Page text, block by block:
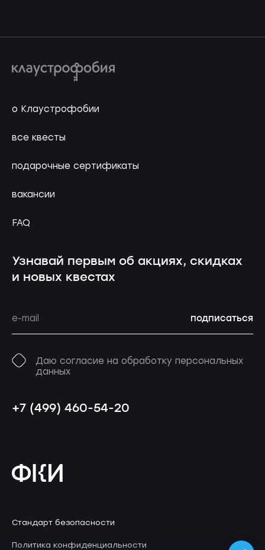
о Клаустрофобии
все квесты
подарочные сертификаты
вакансии
FAQ
Узнавай первым об акциях, скидках
и новых квестах
подписаться
Даю согласие на обработку персональных
данных
+7 (499) 460-54-20
Стандарт безопасности
Политика конфиденциальности